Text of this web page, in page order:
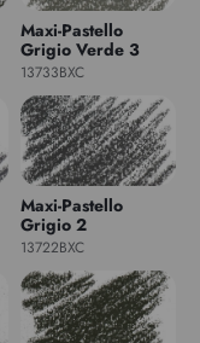
Maxi-Pastello
Grigio Verde 3
13733BXC
Maxi-Pastello
Grigio 2
13722BXC